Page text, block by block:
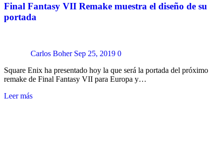
Final Fantasy VII Remake muestra el diseño de su
portada
Carlos Boher Sep 25, 2019 0
Square Enix ha presentado hoy la que será la portada del próximo
remake de Final Fantasy VII para Europa y…
Leer más